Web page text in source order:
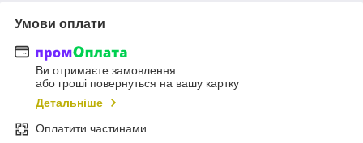
Умови оплати
Ви отримаєте замовлення
або гроші повернуться на вашу картку
Детальніше
Оплатити частинами